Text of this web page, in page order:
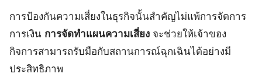
การป้องกันความเสี่ยงในธุรกิจนั้นสำคัญไม่แพ้การจัดการ
การเงิน การจัดทำแผนความเสี่ยง จะช่วยให้เจ้าของ
กิจการสามารถรับมือกับสถานการณ์ฉุกเฉินได้อย่างมี
ประสิทธิภาพ